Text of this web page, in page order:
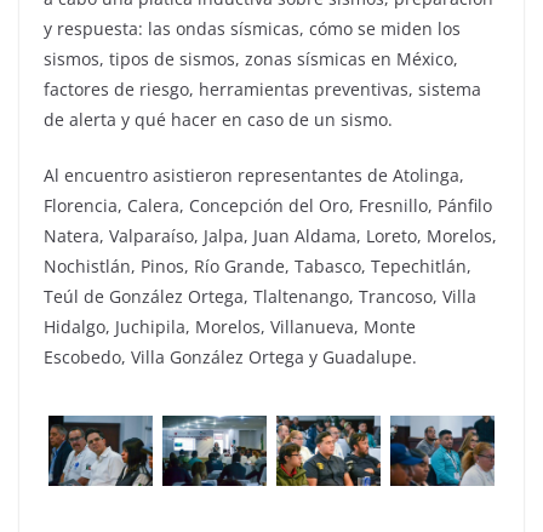
y respuesta: las ondas sísmicas, cómo se miden los
sismos, tipos de sismos, zonas sísmicas en México,
factores de riesgo, herramientas preventivas, sistema
de alerta y qué hacer en caso de un sismo.
Al encuentro asistieron representantes de Atolinga,
Florencia, Calera, Concepción del Oro, Fresnillo, Pánfilo
Natera, Valparaíso, Jalpa, Juan Aldama, Loreto, Morelos,
Nochistlán, Pinos, Río Grande, Tabasco, Tepechitlán,
Teúl de González Ortega, Tlaltenango, Trancoso, Villa
Hidalgo, Juchipila, Morelos, Villanueva, Monte
Escobedo, Villa González Ortega y Guadalupe.